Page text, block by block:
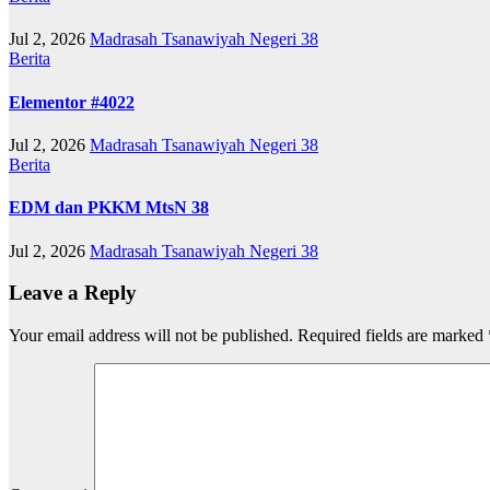
Jul 2, 2026 Madrasah Tsanawiyah Negeri 38
Berita
Elementor #4022
Jul 2, 2026 Madrasah Tsanawiyah Negeri 38
Berita
EDM dan PKKM MtsN 38
Jul 2, 2026 Madrasah Tsanawiyah Negeri 38
Leave a Reply
Your email address will not be published. Required fields are marked